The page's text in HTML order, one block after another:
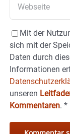
Mit der
sich mit der
Daten durch
Informationen
unseren
Kommentaren. *